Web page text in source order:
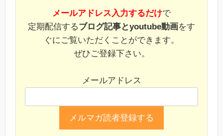
メールアドレス入力するだけで
定期配信するブログ記事とyoutube動画をす
ぐにご覧いただくことができます。
ぜひご登録下さい。
メールアドレス